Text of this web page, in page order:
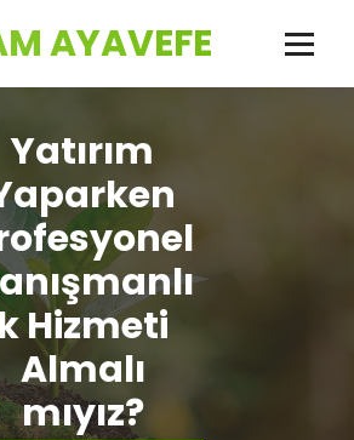
AYAVEFE
Yatırım
Hizmeti
Almalı
mıyız?